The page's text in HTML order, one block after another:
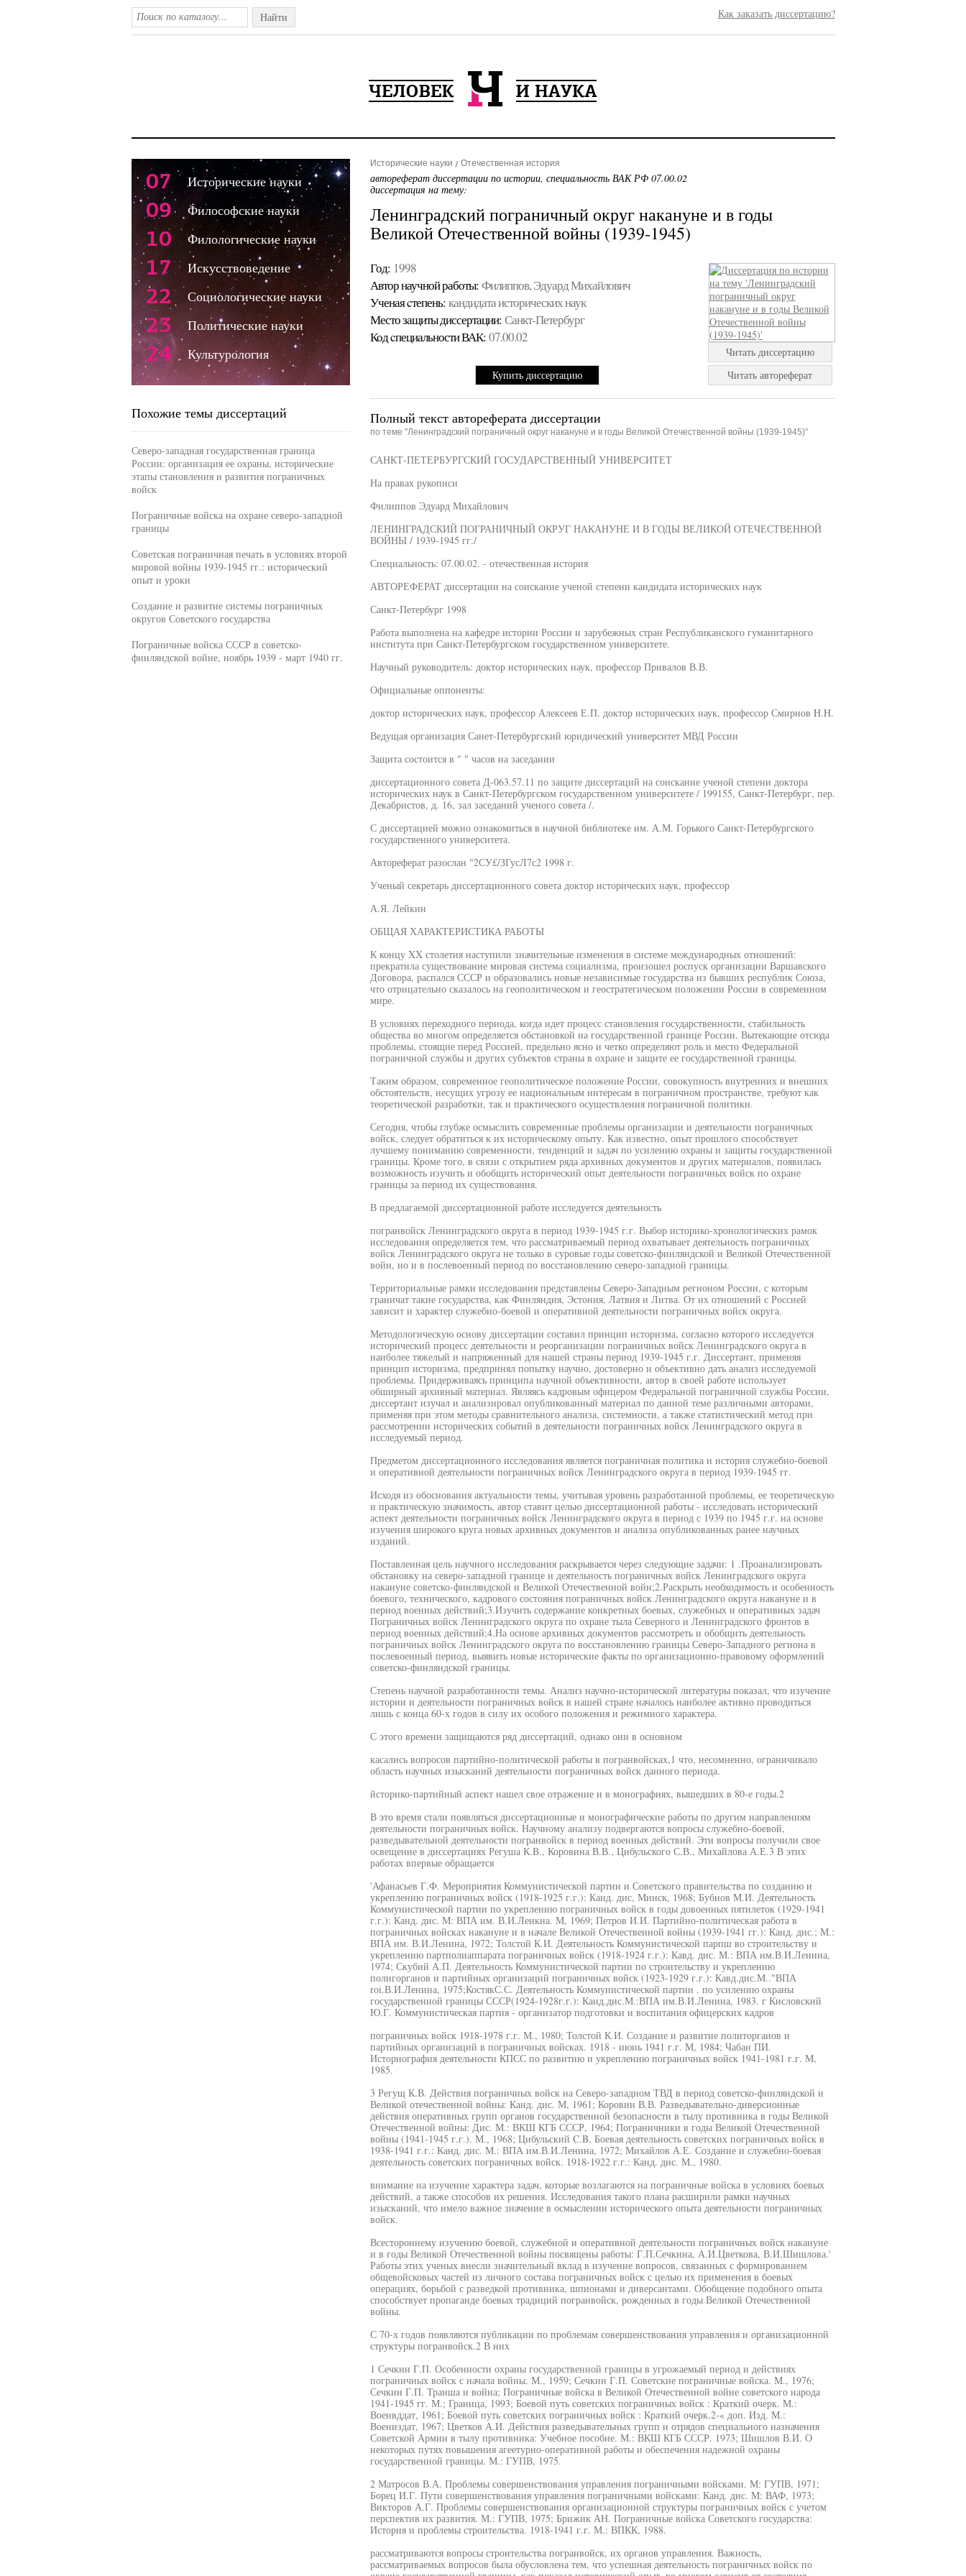
Найти Как заказать диссертацию?
Исторические науки Отечественная история
автореферат диссертации по истории, специальность ВАК РФ 07.00.02
диссертация на тему:
Ленинградский пограничный округ накануне и в годы
Великой Отечественной войны (1939-1945)
Год: 1998
Автор научной работы: Филиппов, Эдуард Михайлович
Ученая cтепень: кандидата исторических наук
Место защиты диссертации: Санкт-Петербург
Код cпециальности ВАК: 07.00.02
Купить диссертацию
Читать диссертацию
Читать автореферат
Полный текст автореферата диссертации
по теме "Ленинградский пограничный округ накануне и в годы Великой Отечественной войны (1939-1945)"
САНКТ-ПЕТЕРБУРГСКИЙ ГОСУДАРСТВЕННЫЙ УНИВЕРСИТЕТ
На правах рукописи
Филиппов Эдуард Михайлович
ЛЕНИНГРАДСКИЙ ПОГРАНИЧНЫЙ ОКРУГ НАКАНУНЕ И В ГОДЫ ВЕЛИКОЙ ОТЕЧЕСТВЕННОЙ
ВОЙНЫ / 1939-1945 гг./
Специальность: 07.00.02. - отечественная история
АВТОРЕФЕРАТ диссертации на соискание ученой степени кандидата исторических наук
Санкт-Петербург 1998
Работа выполнена на кафедре истории России и зарубежных стран Республиканского гуманитарного
института при Санкт-Петербургском государственном университете.
Научный руководитель: доктор исторических наук, профессор Привалов В.В.
Официальные оппоненты:
доктор исторических наук, профессор Алексеев Е.П. доктор исторических наук, профессор Смирнов H.H.
Ведущая организация Санет-Петербургский юридический университет МВД России
Защита состоится в " " часов на заседании
диссертационного совета Д-063.57.11 по защите диссертаций на соискание ученой степени доктора
исторических наук в Санкт-Петербургском государственном университете / 199155, Санкт-Петербург, пер.
Декабристов, д. 16, зал заседаний ученого совета /.
С диссертацией можно ознакомиться в научной библиотеке им. А.М. Горького Санкт-Петербургского
государственного университета.
Автореферат разослан "2СУ£/ЗГусЛ7с2 1998 г.
Ученый секретарь диссертационного совета доктор исторических наук, профессор
А.Я. Лейкин
ОБЩАЯ ХАРАКТЕРИСТИКА РАБОТЫ
К концу XX столетия наступили значительные изменения в системе международных отношений:
прекратила существование мировая система социализма, произошел роспуск организации Варшавского
Договора, распался СССР и образовались новые независимые государства из бывших республик Союза,
что отрицательно сказалось на геополитическом и геостратегическом положении России в современном
мире.
В условиях переходного периода, когда идет процесс становления государственности, стабильность
общества во многом определяется обстановкой на государственной границе России. Вытекающие отсюда
проблемы, стоящие перед Россией, предельно ясно и четко определяют роль и место Федеральной
пограничной службы и других субъектов страны в охране и защите ее государственной границы.
Таким образом, современное геополитическое положение России, совокупность внутренних и внешних
обстоятельств, несущих угрозу ее национальным интересам в пограничном пространстве, требуют как
теоретической разработки, так и практического осуществления пограничной политики.
Сегодня, чтобы глубже осмыслить современные проблемы организации и деятельности пограничных
войск, следует обратиться к их историческому опыту. Как известно, опыт прошлого способствует
лучшему пониманию современности, тенденций и задач по усилению охраны и защиты государственной
границы. Кроме того, в связи с открытием ряда архивных документов и других материалов, появилась
возможность изучить и обобщить исторический опыт деятельности пограничных войск по охране
границы за период их существования.
В предлагаемой диссертационной работе исследуется деятельность
погранвойск Ленинградского округа в период 1939-1945 г.г. Выбор историко-хронологических рамок
исследования определяется тем, что рассматриваемый период охватывает деятельность пограничных
войск Ленинградского округа не только в суровые годы советско-финляндской и Великой Отечественной
войн, но и в послевоенный период по восстановлению северо-западной границы.
Территориальные рамки исследования представлены Северо-Западным регионом России, с которым
граничат такие государства, как Финляндия, Эстония, Латвия и Литва. От их отношений с Россией
зависит и характер служебно-боевой и оперативной деятельности пограничных войск округа.
Методологическую основу диссертации составил принцип историзма, согласно которого исследуется
исторический процесс деятельности и реорганизации пограничных войск Ленинградского округа в
наиболее тяжелый и напряженный для нашей страны период 1939-1945 г.г. Диссертант, применяя
принцип историзма, предпринял попытку научно, достоверно и объективно дать анализ исследуемой
проблемы. Придерживаясь принципа научной объективности, автор в своей работе использует
обширный архивный материал. Являясь кадровым офицером Федеральной пограничной службы России,
диссертант изучал и анализировал опубликованный материал по данной теме различными авторами,
применяя при этом методы сравнительного анализа, системности, а также статистический метод при
рассмотрении исторических событий в деятельности пограничных войск Ленинградского округа в
исследуемый период.
Предметом диссертационного исследования является пограничная политика и история служебно-боевой
и оперативной деятельности пограничных войск Ленинградского округа в период 1939-1945 гг.
Исходя из обоснования актуальности темы, учитывая уровень разработанной проблемы, ее теоретическую
и практическую значимость, автор ставит целью диссертационной работы - исследовать исторический
аспект деятельности пограничных войск Ленинградского округа в период с 1939 по 1945 г.г. на основе
изучения широкого круга новых архивных документов и анализа опубликованных ранее научных
изданий.
Поставленная цель научного исследования раскрывается через следующие задачи: 1 .Проанализировать
обстановку на северо-западной границе и деятельность пограничных войск Ленинградского округа
накануне советско-финляндской и Великой Отечественной войн;2.Раскрыть необходимость и особенность
боевого, технического, кадрового состояния пограничных войск Ленинградского округа накануне и в
период военных действий;3.Изучить содержание конкретных боевых, служебных и оперативных задач
Пограничных войск Ленинградского округа по охране тыла Северного и Ленинградского фронтов в
период военных действий;4.На основе архивных документов рассмотреть и обобщить деятельность
пограничных войск Ленинградского округа по восстановлению границы Северо-Западного региона в
послевоенный период, выявить новые исторические факты по организационно-правовому оформлений
советско-финляндской границы.
Степень научной разработанности темы. Анализ научно-исторической литературы показал, что изучение
истории и деятельности пограничных войск в нашей стране началось наиболее активно проводиться
лишь с конца 60-х годов в силу их особого положения и режимного характера.
С этого времени защищаются ряд диссертаций, однако они в основном
касались вопросов партийно-политической работы в погранвойсках,1 что, несомненно, ограничивало
область научных изысканий деятельности пограничных войск данного периода.
йсторико-партийный аспект нашел свое отражение и в монографиях, вышедших в 80-е годы.2
В это время стали появляться диссертационные и монографические работы по другим направлениям
деятельности пограничных войск. Научному анализу подвергаются вопросы служебно-боевой,
разведывательной деятельности погранвойск в период военных действий. Эти вопросы получили свое
освещение в диссертациях Регуша К.В., Коровина В.В., Цибульского С.В., Михайлова А.Е.3 В этих
работах впервые обращается
'Афанасьев Г.Ф. Мероприятия Коммунистической партии и Советского правительства по созданию и
укреплению пограничных войск (1918-1925 г.г.): Канд. дис, Минск, 1968; Бубнов М.И. Деятельность
Коммунистической партии по укреплению пограничных войск в годы довоенных пятилеток (1929-1941
г.г.): Канд. дис. М: ВПА им. В.И.Ленкна. М, 1969; Петров И.И. Партийно-политическая работа в
пограничных войсках накануне и в начале Великой Отечественной войны (1939-1941 гг.): Канд. дис.; М.:
ВПА им. В.И.Ленина, 1972; Толстой К.И. Деятельность Коммунистической парпш во строительству и
укреплению партполиаппарата пограничных войск (1918-1924 г.г.): Кавд. дис. М.: ВПА им.В.И.Ленина,
1974; Скубий А.П. Деятельность Коммунистической партии по строительству и укреплению
полигорганов и партийных организаций пограничных войск (1923-1929 г.г.): Кавд.дис.М.."ВПА
roi.В.И.Ленина, 1975;КостякС.С. Деятельность Коммунистической партии . по усилению охраны
государственной границы СССР(1924-1928г.г.): Канд.дис.М.:ВПА им.В.И.Ленина, 1983. г Кисловский
Ю.Г. Коммунистическая партия - организатор подготовки и воспитания офицерских кадров
пограничных войск 1918-1978 г.г. М., 1980; Толстой К.И. Создание и развитие политоргаиов и
партийных организаций в пограничных войсках. 1918 - июнь 1941 г.г. М, 1984; Чабан ПИ.
Историография деятельности КПСС по развитию и укреплению пограничных войск 1941-1981 г.г. М,
1985.
3 Регущ К.В. Действия пограничных войск на Северо-западном ТВД в период советско-финляндской и
Великой отечественной войны: Канд. дис. М, 1961; Коровин В.В. Разведывательно-диверсионные
действия оперативных групп органов государственной безопасности в тылу противника в годы Великой
Отечественной войны: Дис. М.: ВКШ КГБ СССР, 1964; Пограничники в годы Великой Отечественной
войны (1941-1945 г.г.). М., 1968; Цибульский C.B. Боевая деятельность советских пограничных войск в
1938-1941 г.г.: Канд. дис. М.: ВПА им.В.И.Ленина, 1972; Михайлов А.Е. Создание и служебно-боевая
деятельность советских пограничных войск. 1918-1922 г.г.: Канд. дис. М., 1980.
внимание на изучение характера задач, которые возлагаются на пограничные войска в условиях боевых
действий, а также способов их решения. Исследования такого плана расширили рамки научных
изысканий, что имело важное значение в осмыслении исторического опыта деятельности пограничных
войск.
Всестороннему изучению боевой, служебной и оперативной деятельности пограничных войск накануне
и в годы Великой Отечественной войны посвящены работы: Г.П.Сечкина, А.И.Цветкова, В.И.Шишлова.'
Работы этих ученых внесли значительный вклад в изучение вопросов, связанных с формированием
общевойсковых частей из личного состава пограничных войск с целью их применения в боевых
операциях, борьбой с разведкой противника, шпионами и диверсантами. Обобщение подобного опыта
способствует пропаганде боевых традиций погранвойск, рожденных в годы Великой Отечественной
войны.
С 70-х годов появляются публикации по проблемам совершенствования управления и организационной
структуры погранвойск.2 В них
1 Сечкнн Г.П. Особенности охраны государственной границы в угрожаемый период и действиях
пограничных войск с начала войны. М., 1959; Сечкин Г.П. Советские пограничные войска. М., 1976;
Сечкин Г.П. Транша и война; Пограничные войска в Великой Отечественной войне советского народа
1941-1945 гг. М.; Граница, 1993; Боевой путь советских пограничных войск : Краткий очерк. М.:
Военвддат, 1961; Боевой путь советских пограничных войск : Краткий очерк.2-« доп. Изд. М.:
Воениздат, 1967; Цветков А.И. Действия разведывательных групп и отрядов специального назначения
Советской Армии в тылу противника: Учебное пособие. М.: ВКШ КГБ СССР. 1973; Шишлов В.И. О
некоторых путях повышения агеетурно-оперативной работы и обеспечения надежной охраны
государственной границы. М.: ГУПВ, 1975.
2 Матросов В.А. Проблемы совершенствования управления пограничными войсками. М: ГУПВ, 1971;
Борец И.Г. Пути совершенствования управления пограничными войсками: Канд. дис. М: ВАФ, 1973;
Викторов А.Г. Проблемы совершенствования организационной структуры пограничных войск с учетом
перспектив их развития. М.: ГУПВ, 1975; Брижик АН. Пограничные войска Советского государства:
История и проблемы строительства. 1918-1941 г.г. М.: ВПКК, 1988.
рассматриваются вопросы строительства погранвойск, их органов управления. Важность,
рассматриваемых вопросов была обусловлена тем, что успешная деятельность пограничных войск по
07 Исторические науки
09 Философские науки
10 Филологические науки
17 Искусствоведение
22 Социологические науки
23 Политические науки
24 Культурология
Похожие темы диссертаций
Северо-западная государственная граница
России: организация ее охраны, исторические
этапы становления и развития пограничных
войск
Пограничные войска на охране северо-западной
границы
Советская пограничная печать в условиях второй
мировой войны 1939-1945 гг.: исторический
опыт и уроки
Создание и развитие системы пограничных
округов Советского государства
Пограничные войска СССР в советско-
финляндской войне, ноябрь 1939 - март 1940 гг.